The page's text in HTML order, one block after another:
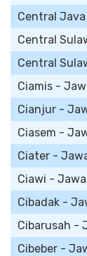
Central Java
Central
Central
Ciamis -
Cianjur -
Ciasem -
Ciater -
Ciawi -
Cibadak -
Cibarusah -
Cibeber -